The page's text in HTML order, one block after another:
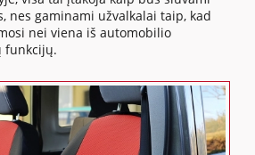
nes gaminami užvalkalai taip, kad
nei viena iš automobilio
funkcijų.